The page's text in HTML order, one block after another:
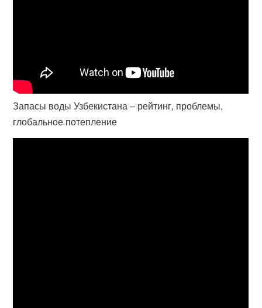
Запасы воды Узбекистана – рейтинг, проблемы,
глобальное потепление